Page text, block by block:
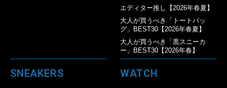
エディター推し【2026年春夏】
大人が買うべき「トートバッ
グ」BEST30【2026年春夏】
大人が買うべき「黒スニーカ
ー」BEST30【2026年春】
SNEAKERS WATCH